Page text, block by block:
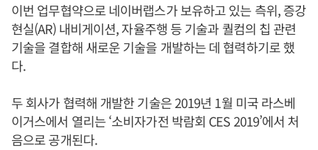
이번 업무협약으로 네이버랩스가 보유하고 있는 측위, 증강
현실(AR) 내비게이션, 자율주행 등 기술과 퀄컴의 칩 관련
기술을 결합해 새로운 기술을 개발하는 데 협력하기로 했
다.
두 회사가 협력해 개발한 기술은 2019년 1월 미국 라스베
이거스에서 열리는 ‘소비자가전 박람회 CES 2019’에서 처
음으로 공개된다.